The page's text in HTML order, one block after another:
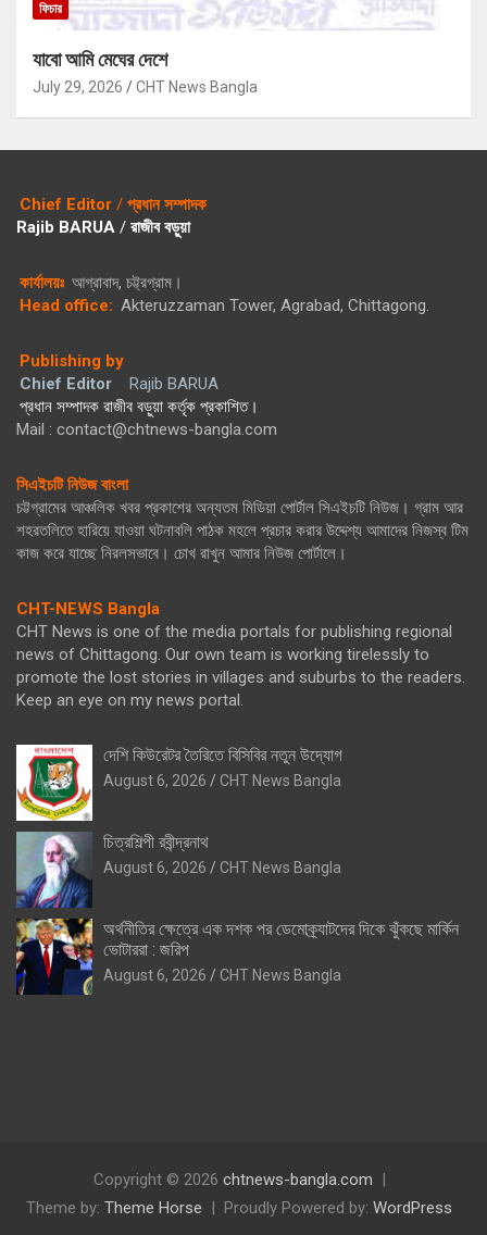
ফিচার
যাবো আমি মেঘের দেশে
July 29, 2026 CHT News Bangla
Chief Editor / প্রধান সম্পাদক
Rajib BARUA / রাজীব বড়ুয়া
কার্যালয়ঃ আগ্রাবাদ, চট্ট্রগ্রাম।
Head office: Akteruzzaman Tower, Agrabad, Chittagong.
Publishing by
Chief Editor
Rajib BARUA
প্রধান সম্পাদক রাজীব বড়ুয়া কর্তৃক প্রকাশিত।
Mail : contact@chtnews-bangla.com
সিএইচটি নিউজ বাংলা
চট্টগ্রামের আঞ্চলিক খবর প্রকাশের অন্যতম মিডিয়া পোর্টাল সিএইচটি নিউজ। গ্রাম আর
শহরতলিতে হারিয়ে যাওয়া ঘটনাবলি পাঠক মহলে প্রচার করার উদ্দেশ্য আমাদের নিজস্ব টিম
কাজ করে যাচ্ছে নিরলসভাবে। চোখ রাখুন আমার নিউজ পোর্টালে।
CHT-NEWS Bangla
CHT News is one of the media portals for publishing regional
news of Chittagong. Our own team is working tirelessly to
promote the lost stories in villages and suburbs to the readers.
Keep an eye on my news portal.
দেশি কিউরেটর তৈরিতে বিসিবির নতুন উদ্যোগ
August 6, 2026 CHT News Bangla
চিত্রশিল্পী রবীন্দ্রনাথ
August 6, 2026 CHT News Bangla
অর্থনীতির ক্ষেত্রে এক দশক পর ডেমোক্র্যাটদের দিকে ঝুঁকছে মার্কিন
ভোটাররা : জরিপ
August 6, 2026 CHT News Bangla
Copyright © 2026 chtnews-bangla.com
Theme by: Theme Horse Proudly Powered by: WordPress